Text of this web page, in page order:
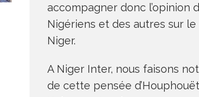
accompagner donc l’opinion
Nigériens et des autres sur le
Niger.
A Niger Inter, nous faisons
de cette pensée d’Houphouët